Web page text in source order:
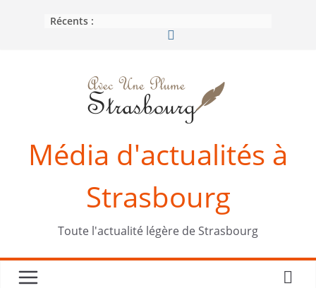
Récents :
Média d'actualités à
Strasbourg
Toute l'actualité légère de Strasbourg